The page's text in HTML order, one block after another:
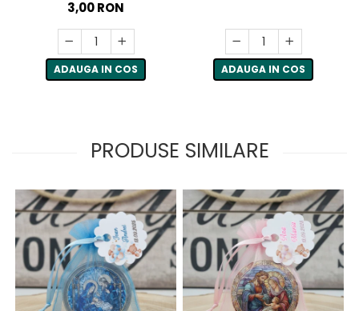
3,00 RON
ADAUGA IN COS ADAUGA IN COS
PRODUSE SIMILARE